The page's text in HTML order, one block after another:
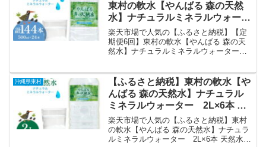
東村の軟水【やんばる 森の天然
水】ナチュラルミネラルウォータ
ー 500ml×24本 天然水 ミネラル
ウォーター 水 ソフトドリンク 飲
料水 軟水 東村の水 天然水 お水
ペットボトル 500ml 防災 国産 長
期保存 備蓄｜価格・送料・ポイ
ント還元まとめ
楽天市場で人気の【ふるさと納税】【定
期便6回】東村の軟水【やんばる 森の天
然水】ナチュラルミネラルウォーター
天然水 お水 ヤンバルの水 やんばる ヤン
バル ペットボトル 500ml 防災 国産 長期
保存 備蓄を徹底解説。沖縄県東村から
68,000円で販売中（送料込み・ポイント1
倍）。実ユーザーレビュー0件・平均評価
0の商品情報・購入方法まとめ。
沖縄県東村
【ふるさと納税】東村の軟水【や
んばる 森の天然水】ナチュラル
ミネラルウォーター 2L×6本 天
然水 ミネラルウォーター 水 ソフ
トドリンク 飲料水 軟水 東村の水
天然水 お水 ヤンバルの水 やんば
楽天市場で人気の【ふるさと納税】東村
の軟水【やんばる 森の天然水】ナチュラ
ルミネラルウォーター 2L×6本 天然水